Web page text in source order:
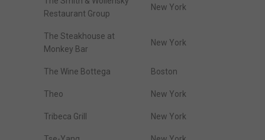
Restaurant Group
New York
The Steakhouse at
Monkey Bar
New York
The Wine Bottega Boston
Theo New York
Tribeca Grill New York